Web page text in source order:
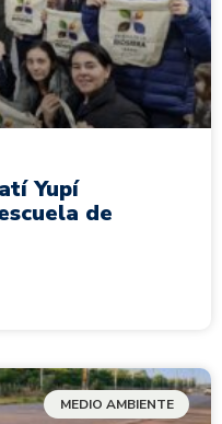
Yupí
de
MEDIO AMBIENTE